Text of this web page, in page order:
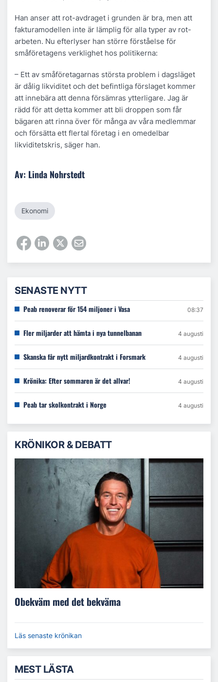
Han anser att rot-avdraget i grunden är bra, men att
fakturamodellen inte är lämplig för alla typer av rot-
arbeten. Nu efterlyser han större förståelse för
småföretagens verklighet hos politikerna:
– Ett av småföretagarnas största problem i dagsläget
är dålig likviditet och det befintliga förslaget kommer
att innebära att denna försämras ytterligare. Jag är
rädd för att detta kommer att bli droppen som får
bägaren att rinna över för många av våra medlemmar
och försätta ett flertal företag i en omedelbar
likviditetskris, säger han.
Av: Linda Nohrstedt
Ekonomi
SENASTE NYTT
Peab renoverar för 154 miljoner i Vasa 08:37
Fler miljarder att hämta i nya tunnelbanan 4 augusti
Skanska får nytt miljardkontrakt i Forsmark 4 augusti
Krönika: Efter sommaren är det allvar! 4 augusti
Peab tar skolkontrakt i Norge 4 augusti
KRÖNIKOR & DEBATT
Obekväm med det bekväma
Läs senaste krönikan
MEST LÄSTA